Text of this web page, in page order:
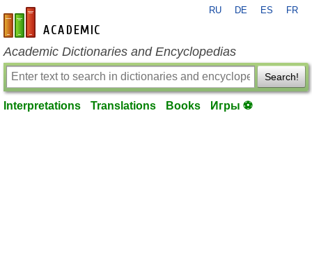
en-academic.com
RU DE ES FR
Academic Dictionaries and Encyclopedias
Search!
Interpretations Translations Books Игры ⚽